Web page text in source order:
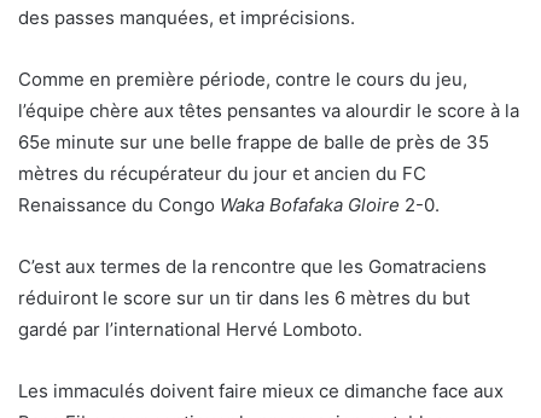
des passes manquées, et imprécisions.
Comme en première période, contre le cours du jeu,
l’équipe chère aux têtes pensantes va alourdir le score à la
65e minute sur une belle frappe de balle de près de 35
mètres du récupérateur du jour et ancien du FC
Renaissance du Congo Waka Bofafaka Gloire 2-0.
C’est aux termes de la rencontre que les Gomatraciens
réduiront le score sur un tir dans les 6 mètres du but
gardé par l’international Hervé Lomboto.
Les immaculés doivent faire mieux ce dimanche face aux